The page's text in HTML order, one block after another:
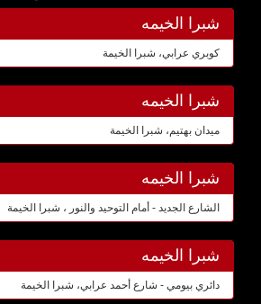
شبرا الخيمه
كوبري عرابي، شبرا الخيمة
شبرا الخيمه
ميدان بهتيم، شبرا الخيمة
شبرا الخيمه
الشارع الجديد - أمام التوحيد والنور ، شبرا الخيمة
شبرا الخيمه
دائري بيومي - شارع أحمد عرابي، شبرا الخيمة